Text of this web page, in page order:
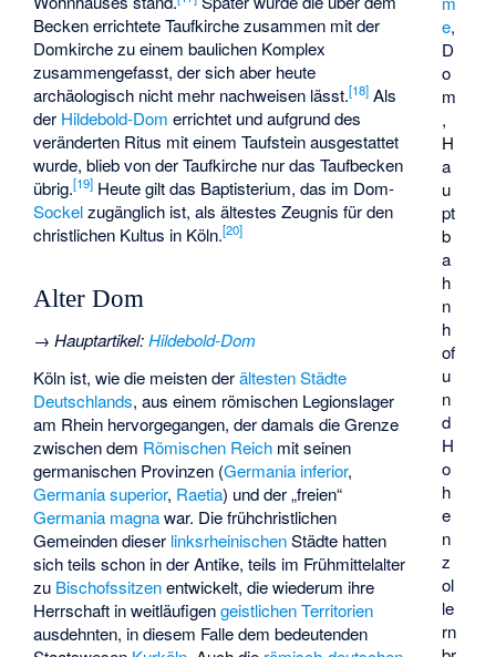
e,
D
o
m
,
H
a
u
pt
b
a
h
n
h
of
u
n
d
H
o
h
e
n
z
ol
le
rn
Becken errichtete Taufkirche zusammen mit der
Domkirche zu einem baulichen Komplex
zusammengefasst, der sich aber heute
archäologisch nicht mehr nachweisen lässt.[18] Als
der Hildebold-Dom errichtet und aufgrund des
veränderten Ritus mit einem Taufstein ausgestattet
wurde, blieb von der Taufkirche nur das Taufbecken
übrig.[19] Heute gilt das Baptisterium, das im Dom-
Sockelzugänglich ist, als ältestes Zeugnis für den
christlichen Kultus in Köln.[20]
Alter Dom
→Hauptartikel:Hildebold-Dom
Köln ist, wie die meisten derältesten Städte
Deutschlands, aus einem römischen Legionslager
am Rhein hervorgegangen, der damals die Grenze
zwischen dem Römischen Reich mit seinen
germanischen Provinzen (Germania inferior,
Germania superior, Raetia) und der „freien“
Germania magnawar. Die frühchristlichen
Gemeinden dieser linksrheinischenStädte hatten
sich teils schon in der Antike, teils im Frühmittelalter
zu Bischofssitzenentwickelt, die wiederum ihre
Herrschaft in weitläufigengeistlichen Territorien
ausdehnten, in diesem Falle dem bedeutenden